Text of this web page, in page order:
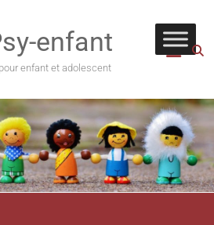
enfant
enfant et adolescent